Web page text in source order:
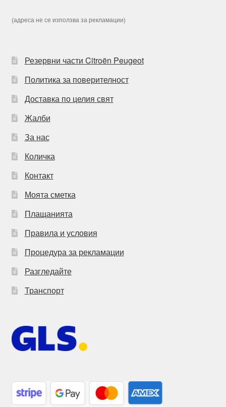
(адреса не се използва за рекламации)
Резервни части Citroën Peugeot
Политика за поверителност
Доставка по целия свят
Жалби
За нас
Количка
Контакт
Моята сметка
Плащанията
Правила и условия
Процедура за рекламации
Разгледайте
Транспорт